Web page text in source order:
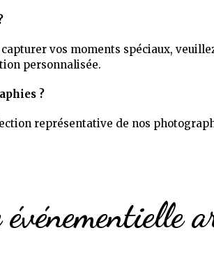
vos moments spéciaux,
personnalisée.
?
représentative de nos